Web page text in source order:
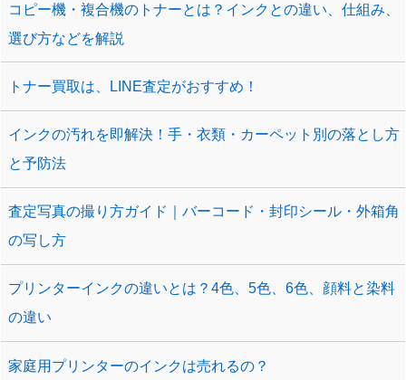
コピー機・複合機のトナーとは？インクとの違い、仕組み、
選び方などを解説
トナー買取は、LINE査定がおすすめ！
インクの汚れを即解決！手・衣類・カーペット別の落とし方
と予防法
査定写真の撮り方ガイド｜バーコード・封印シール・外箱角
の写し方
プリンターインクの違いとは？4色、5色、6色、顔料と染料
の違い
家庭用プリンターのインクは売れるの？